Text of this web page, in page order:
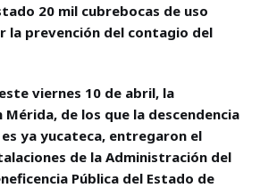
20 mil cubrebocas de uso
la prevención del contagio del
viernes 10 de abril, la
Mérida, de los que la descendencia
ya yucateca, entregaron el
de la Administración del
Pública del Estado de